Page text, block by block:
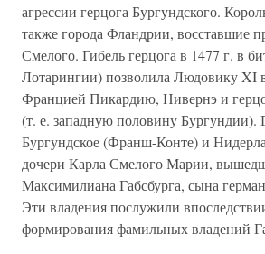
агрессии герцога Бургундского.
также города Фландрии, восставшие
Смелого. Гибель герцога в 1477 г. в
Лотарингии) позволила Людовику XI
Францией Пикардию, Нивернэ и
(т. е. западную половину Бургундии).
Бургундское (Франш-Конте) и
дочери Карла Смелого Марии,
Максимилиана Габсбурга, сына
Эти владения послужили
формирования фамильных владений